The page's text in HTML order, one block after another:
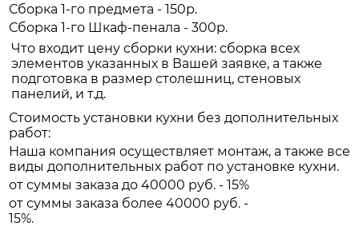
Сборка 1-го предмета - 150р.
Сборка 1-го Шкаф-пенала - 300р.
Что входит цену сборки кухни: сборка всех
элементов указанных в Вашей заявке, а также
подготовка в размер столешниц, стеновых
панелий, и т.д.
Стоимость установки кухни без дополнительных
работ:
Наша компания осуществляет монтаж, а также все
виды дополнительных работ по установке кухни.
от суммы заказа до 40000 руб. - 15%
от суммы заказа более 40000 руб. -
15%.